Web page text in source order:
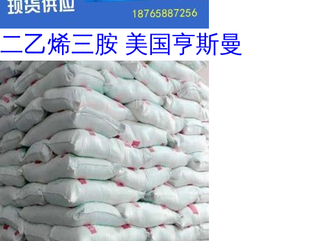
二乙烯三胺 美国亨斯曼